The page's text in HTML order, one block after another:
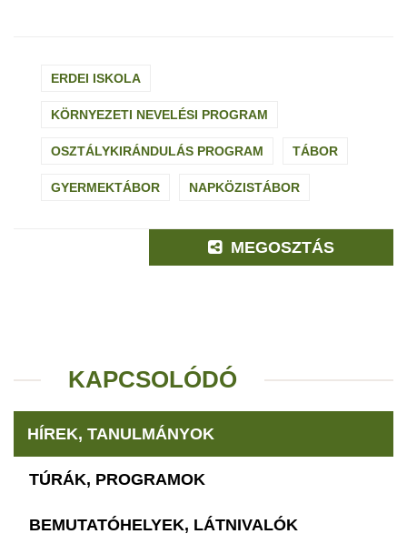
ERDEI ISKOLA
KÖRNYEZETI NEVELÉSI PROGRAM
OSZTÁLYKIRÁNDULÁS PROGRAM TÁBOR
GYERMEKTÁBOR NAPKÖZISTÁBOR
MEGOSZTÁS
KAPCSOLÓDÓ
HÍREK, TANULMÁNYOK
TÚRÁK, PROGRAMOK
BEMUTATÓHELYEK, LÁTNIVALÓK